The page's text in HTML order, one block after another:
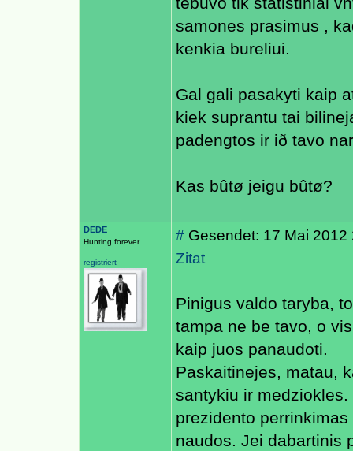
samones prasimus ,
kenkia bureliui.
Gal gali pasakyti kaip
kiek suprantu tai
padengtos ir ið tavo
Kas bûtø jeigu bûtø?
DEDE
Hunting forever
registriert
# Gesendet: 17 Mai 2012
Zitat
Pinigus valdo taryba,
tampa ne be tavo, o
kaip juos panaudoti.
Paskaitinejes, matau,
santykiu ir
prezidento
naudos. Jei dabartinis